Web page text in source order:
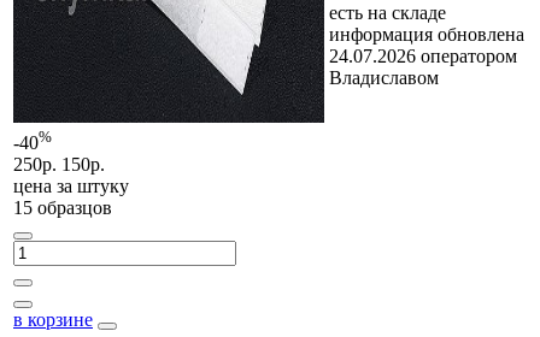
-40%
250р. 150р.
цена за штуку
15 образцов
в корзине
есть на складе
информация обновлена
24.07.2026 оператором
Владиславом